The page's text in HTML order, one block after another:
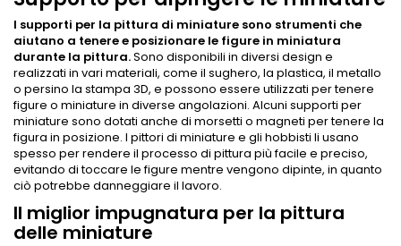
I supporti per la pittura di miniature sono strumenti che
aiutano a tenere e posizionare le figure in miniatura
durante la pittura.Sono disponibili in diversi design e
realizzati in vari materiali, come il sughero, la plastica, il metallo
o persino la stampa 3D, e possono essere utilizzati per tenere
figure o miniature in diverse angolazioni. Alcuni supporti per
miniature sono dotati anche di morsetti o magneti per tenere la
figura in posizione. I pittori di miniature e gli hobbisti li usano
spesso per rendere il processo di pittura più facile e preciso,
evitando di toccare le figure mentre vengono dipinte, in quanto
ciò potrebbe danneggiare il lavoro.
Il miglior impugnatura per la pittura
delle miniature